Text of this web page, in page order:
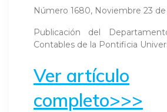
Número 1680, Noviembre 23 de
Publicación del
Contables de la Pontificia
Ver artículo
completo>>>